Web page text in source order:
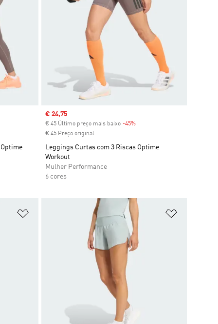
Optime
Sale price
€ 24,75
€ 45 Último preço mais baixo -45%Discount
€ 45 Preço original
Leggings Curtas com 3 Riscas Optime
Workout
Mulher Performance
6 cores
Adicionar à Lista de Desejos